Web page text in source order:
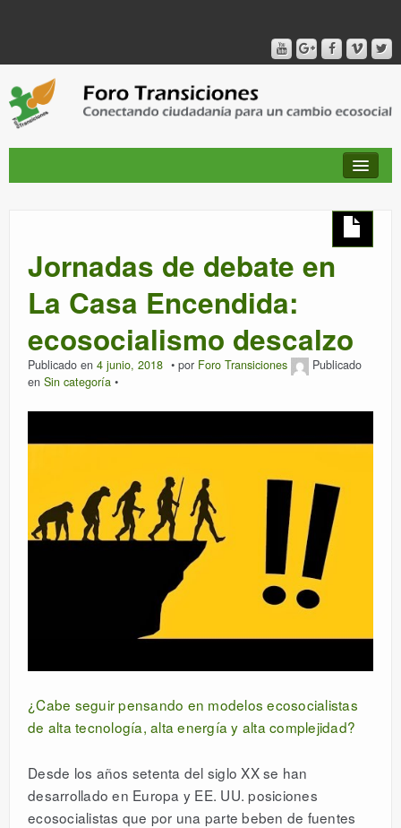
PUBLICACIONES + TIEMPO DE TRANSICIONES
RED AMIG@S DEL FORO
CANAL DE VIDEO
Jornadas de debate en
La Casa Encendida:
ecosocialismo descalzo
Publicado en 4 junio, 2018 por Foro Transiciones
Publicado
en Sin categoría
¿Cabe seguir pensando en modelos ecosocialistas
de alta tecnología, alta energía y alta complejidad?
Desde los años setenta del siglo XX se han
desarrollado en Europa y EE. UU. posiciones
ecosocialistas que por una parte beben de fuentes